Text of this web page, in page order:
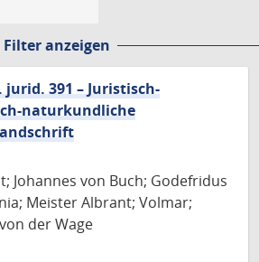
Filter anzeigen
jurid. 391 – Juristisch-
naturkundliche
Johannes von Buch; Godefridus
Meister Albrant; Volmar;
der Wage